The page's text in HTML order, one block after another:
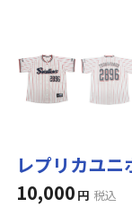
レプリカユ
10,000 円 税込